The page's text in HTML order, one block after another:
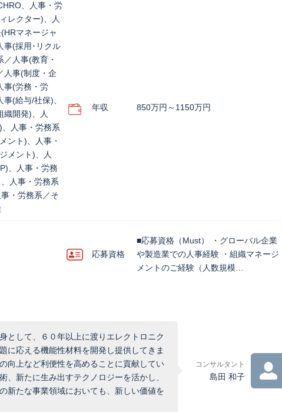
、人事・労
レクター)、人
マネージャ
事(採用･リクル
人事(教育・
人事(制度・企
事(労務・労
(給与/社保)、
織開発)、人
人事・労務系
ント)、人事・
メント)、人
、人事・労務
人事・労務系
・労務系／そ
年収 850万円～1150万円
応募資格
■応募資格（Must） ・グローバル企業
や製造業での人事経験 ・組織マネージ
メントのご経験（人数規模…
として、６０年以上に渡りエレクトロニク
に応える機能性材料を開発し提供してきま
向上など利便性を高めることに貢献してい
、新たに生み出すテクノロジーを活かし、
新たな事業領域においても、新しい価値を
コンサルタント
島田 和子